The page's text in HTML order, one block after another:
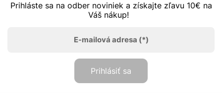
Prihláste sa na odber noviniek a získajte zľavu 10€ na
Váš nákup!
E-mailová adresa (*)
Prihlásiť sa